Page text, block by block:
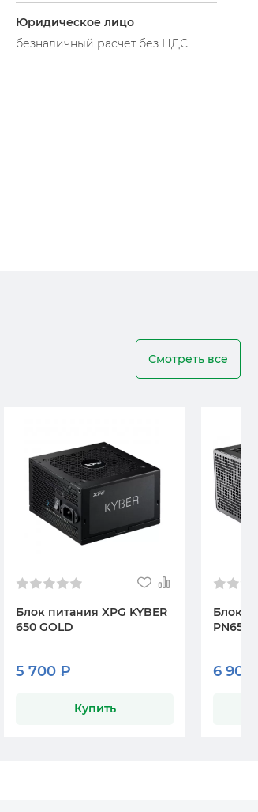
Юридическое лицо
безналичный расчет без НДС
Смотреть все
Блок питания XPG KYBER
650 GOLD
5 700 ₽
Купить
Блок
6 900